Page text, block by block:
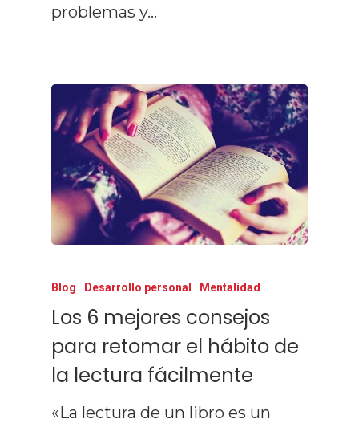
problemas y…
Blog Desarrollo personal Mentalidad
Los 6 mejores consejos
para retomar el hábito de
la lectura fácilmente
«La lectura de un libro es un